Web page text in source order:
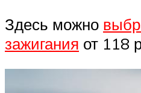
Здесь можно
зажигания от 118